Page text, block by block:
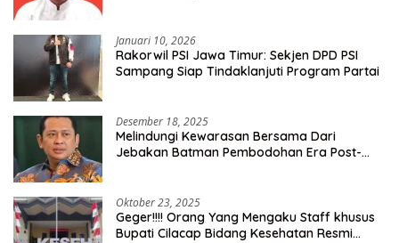
Januari 10, 2026
Rakorwil PSI Jawa Timur: Sekjen DPD PSI
Sampang Siap Tindaklanjuti Program Partai
Desember 18, 2025
Melindungi Kewarasan Bersama Dari
Jebakan Batman Pembodohan Era Post-
Oktober 23, 2025
Geger!!!! Orang Yang Mengaku Staff khusus
Bupati Cilacap Bidang Kesehatan Resmi